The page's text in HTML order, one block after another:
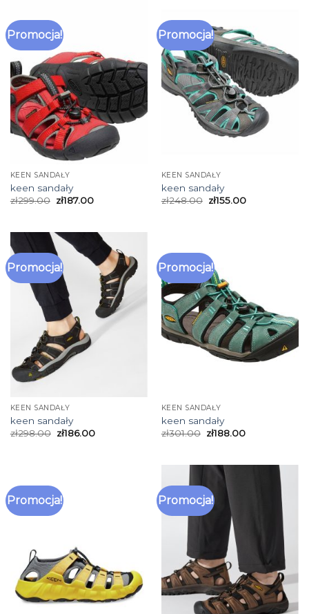
Promocja!
KEEN SANDAŁY
keen sandały
zł299.00 zł187.00
Promocja!
KEEN SANDAŁY
keen sandały
zł248.00 zł155.00
Promocja!
KEEN SANDAŁY
keen sandały
zł298.00 zł186.00
Promocja!
KEEN SANDAŁY
keen sandały
zł301.00 zł188.00
Promocja! Promocja!